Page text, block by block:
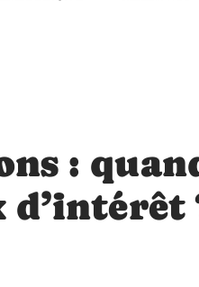
:
d’intérêt